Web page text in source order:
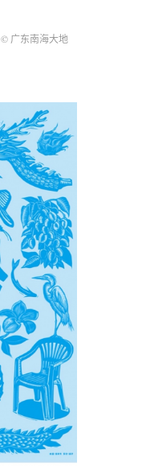
© 广东南海大地